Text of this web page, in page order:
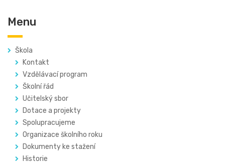
Menu
Škola
Kontakt
Vzdělávací program
Školní řád
Učitelský sbor
Dotace a projekty
Spolupracujeme
Organizace školního roku
Dokumenty ke stažení
Historie